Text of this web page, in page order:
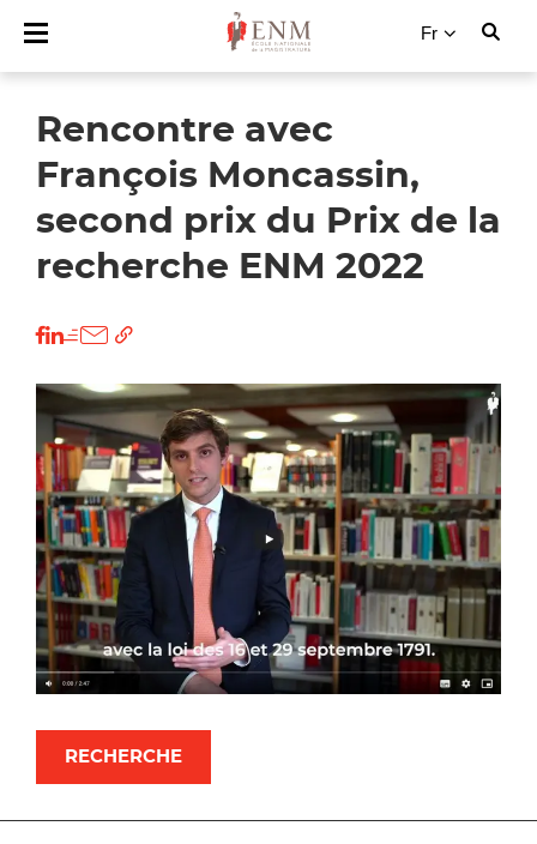
Fr
Rencontre avec
François Moncassin,
second prix du Prix de la
recherche ENM 2022
RECHERCHE